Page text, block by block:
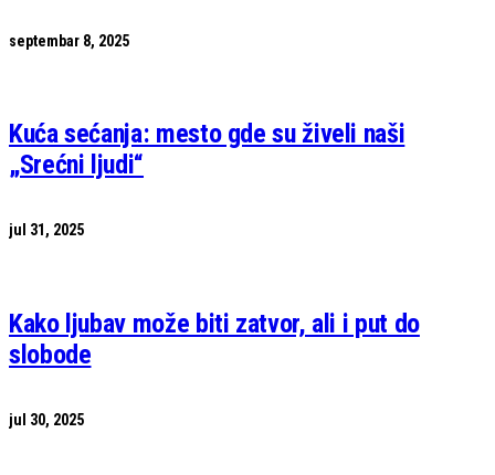
septembar 8, 2025
Kuća sećanja: mesto gde su živeli naši
„Srećni ljudi“
jul 31, 2025
Kako ljubav može biti zatvor, ali i put do
slobode
jul 30, 2025